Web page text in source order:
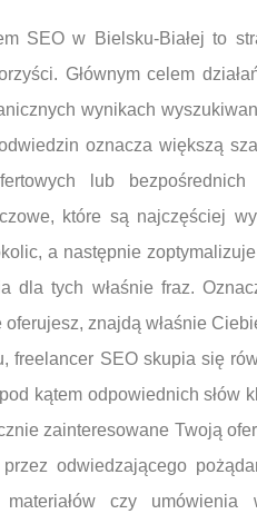
SEO w Bielsku-Białej to
Głównym celem
wynikach
oznacza większą
lub
które są najczęściej
a następnie
dla tych właśnie fraz.
oferujesz, znajdą właśnie
freelancer SEO skupia się
kątem odpowiednich słów
zainteresowane Twoją
odwiedzającego
materiałów czy